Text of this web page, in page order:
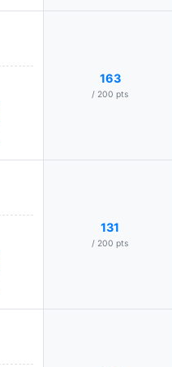
163
/ 200 pts
131
/ 200 pts